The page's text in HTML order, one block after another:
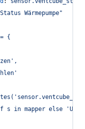
Wärmepumpe"
{
s in mapper else